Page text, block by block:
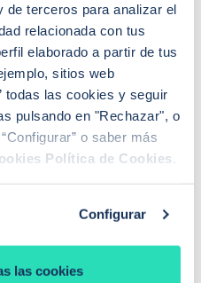
terceros para analizar el
relacionada con tus
elaborado a partir de tus
sitios web
todas las cookies y seguir
pulsando en "Rechazar", o
o saber más
Política de Cookies .
Configurar
las cookies
quieren vivir en la
en Leganés y en
más económicas que en
una infraestructura
todos los días al
añade, es “un
anillos de la periferia
migratorios de la
otras autonomías